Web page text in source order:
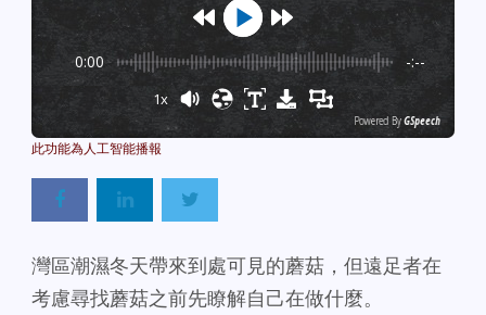
0:00 -:--
1x
Powered By GSpeech
灣區潮濕冬天帶來到處可見的蘑菇，但遠足者在
考慮尋找蘑菇之前先瞭解自己在做什麼。